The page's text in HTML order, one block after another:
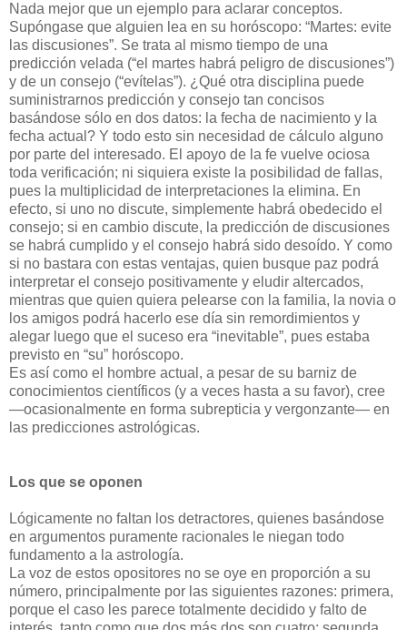
Nada mejor que un ejemplo para aclarar conceptos.
Supóngase que alguien lea en su horóscopo: “Martes: evite
las discusiones”. Se trata al mismo tiempo de una
predicción velada (“el martes habrá peligro de discusiones”)
y de un consejo (“evítelas”). ¿Qué otra disciplina puede
suministrarnos predicción y consejo tan concisos
basándose sólo en dos datos: la fecha de nacimiento y la
fecha actual? Y todo esto sin necesidad de cálculo alguno
por parte del interesado. El apoyo de la fe vuelve ociosa
toda verificación; ni siquiera existe la posibilidad de fallas,
pues la multiplicidad de interpretaciones la elimina. En
efecto, si uno no discute, simplemente habrá obedecido el
consejo; si en cambio discute, la predicción de discusiones
se habrá cumplido y el consejo habrá sido desoído. Y como
si no bastara con estas ventajas, quien busque paz podrá
interpretar el consejo positivamente y eludir altercados,
mientras que quien quiera pelearse con la familia, la novia o
los amigos podrá hacerlo ese día sin remordimientos y
alegar luego que el suceso era “inevitable”, pues estaba
previsto en “su” horóscopo.
Es así como el hombre actual, a pesar de su barniz de
conocimientos científicos (y a veces hasta a su favor), cree
—ocasionalmente en forma subrepticia y vergonzante— en
las predicciones astrológicas.
Los que se oponen
Lógicamente no faltan los detractores, quienes basándose
en argumentos puramente racionales le niegan todo
fundamento a la astrología.
La voz de estos opositores no se oye en proporción a su
número, principalmente por las siguientes razones: primera,
porque el caso les parece totalmente decidido y falto de